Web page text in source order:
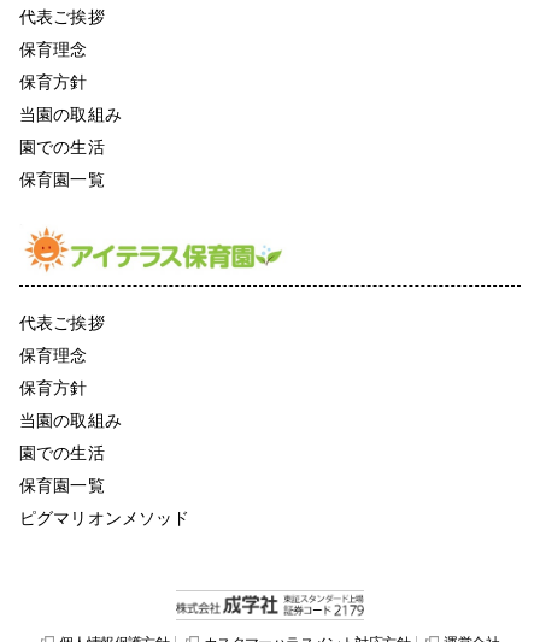
代表ご挨拶
保育理念
保育方針
当園の取組み
園での生活
保育園一覧
代表ご挨拶
保育理念
保育方針
当園の取組み
園での生活
保育園一覧
ピグマリオンメソッド